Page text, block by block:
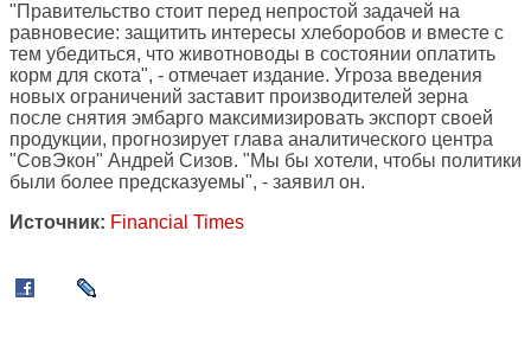
"Правительство стоит перед непростой задачей на
равновесие: защитить интересы хлеборобов и вместе с
тем убедиться, что животноводы в состоянии оплатить
корм для скота", - отмечает издание. Угроза введения
новых ограничений заставит производителей зерна
после снятия эмбарго максимизировать экспорт своей
продукции, прогнозирует глава аналитического центра
"СовЭкон" Андрей Сизов. "Мы бы хотели, чтобы политики
были более предсказуемы", - заявил он.
Источник: Financial Times